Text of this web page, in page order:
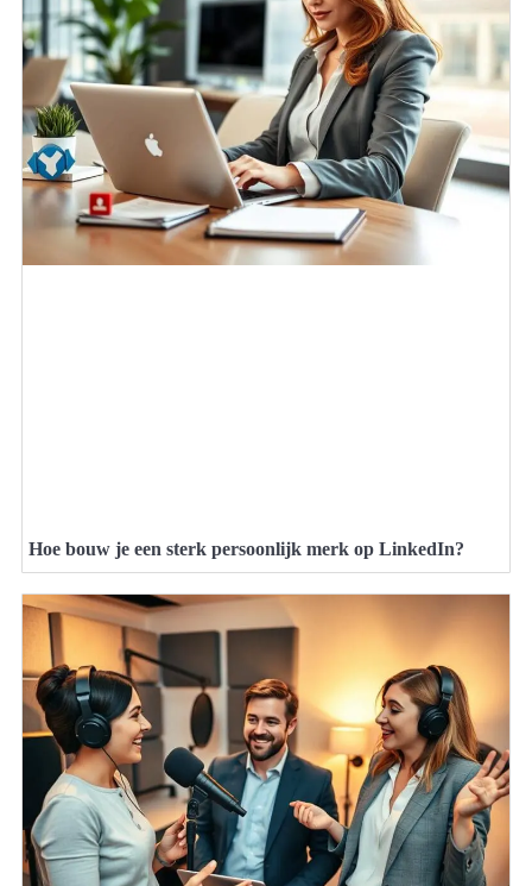
Hoe bouw je een sterk persoonlijk merk op LinkedIn?